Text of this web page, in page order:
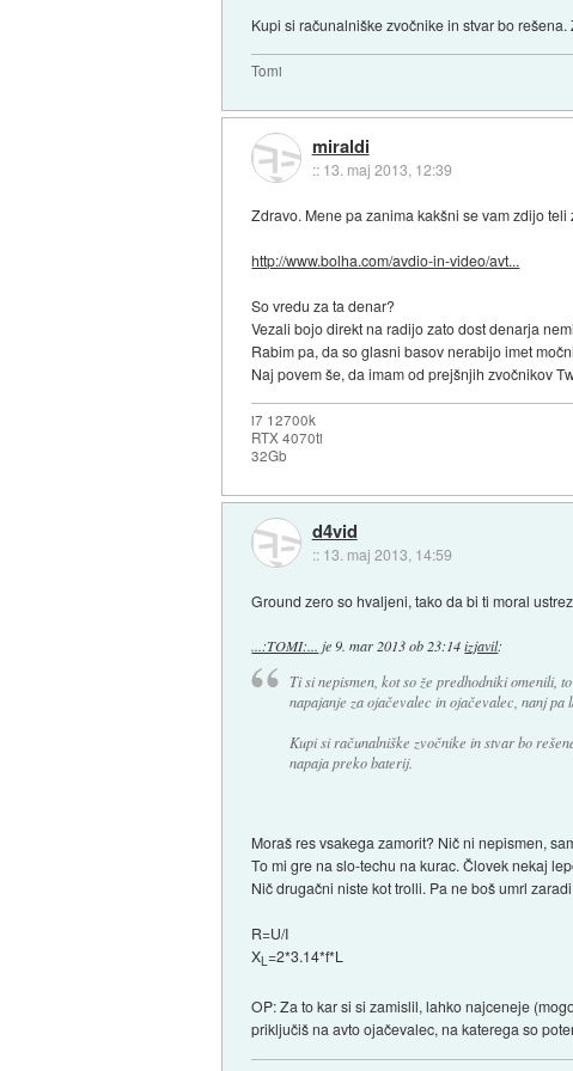
Kupi si računalniške zvočnike in stvar bo
Tomi
miraldi
:: 13. maj 2013, 12:39
Zdravo. Mene pa zanima kakšni se vam zdijo teli
http://www.bolha.com/avdio-in-video/avt...
So vredu za ta denar?
Vezali bojo direkt na radijo zato dost denarja
Rabim pa, da so glasni basov nerabijo imet
Naj povem še, da imam od prejšnjih zvočnikov
i7 12700k
RTX 4070ti
32Gb
d4vid
:: 13. maj 2013, 14:59
Ground zero so hvaljeni, tako da bi ti moral
...:TOMI:... je 9. mar 2013 ob 23:14 izjavil:
Ti si nepismen, kot so že predhodniki omenili,
napajanje za ojačevalec in ojačevalec, nanj pa
Kupi si računalniške zvočnike in stvar bo
napaja preko baterij.
Moraš res vsakega zamorit? Nič ni nepismen,
To mi gre na slo-techu na kurac. Človek nekaj
Nič drugačni niste kot trolli. Pa ne boš umrl
R=U/I
XL=2*3.14*f*L
OP: Za to kar si si zamislil, lahko najceneje
priključiš na avto ojačevalec, na katerega so